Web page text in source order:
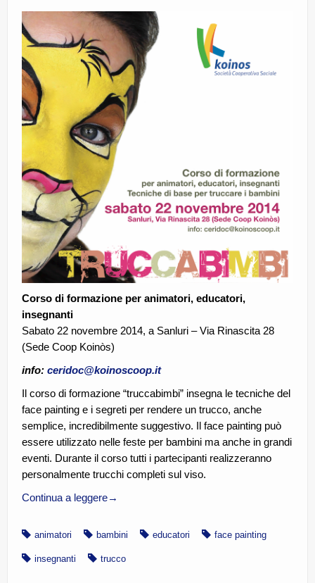
Centro Antiviolenza “Feminas” | PLUS Sanluri –
Guspini
Corso di formazione per animatori, educatori,
insegnanti
Sabato 22 novembre 2014, a Sanluri – Via Rinascita 28
(Sede Coop Koinòs)
info: ceridoc@koinoscoop.it
Il corso di formazione “truccabimbi” insegna le tecniche del
face painting e i segreti per rendere un trucco, anche
semplice, incredibilmente suggestivo. Il face painting può
essere utilizzato nelle feste per bambini ma anche in grandi
eventi. Durante il corso tutti i partecipanti realizzeranno
personalmente trucchi completi sul viso.
Continua a leggere→
animatori bambini educatori face painting
insegnanti trucco